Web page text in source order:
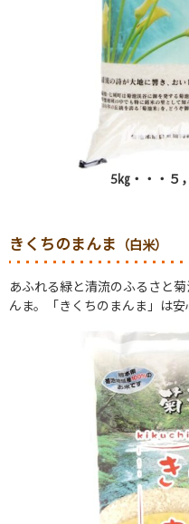
5㎏・・・５
きくちのまんま （白米）
あふれる緑と清流のふるさと
んま。「きくちのまんま」は安